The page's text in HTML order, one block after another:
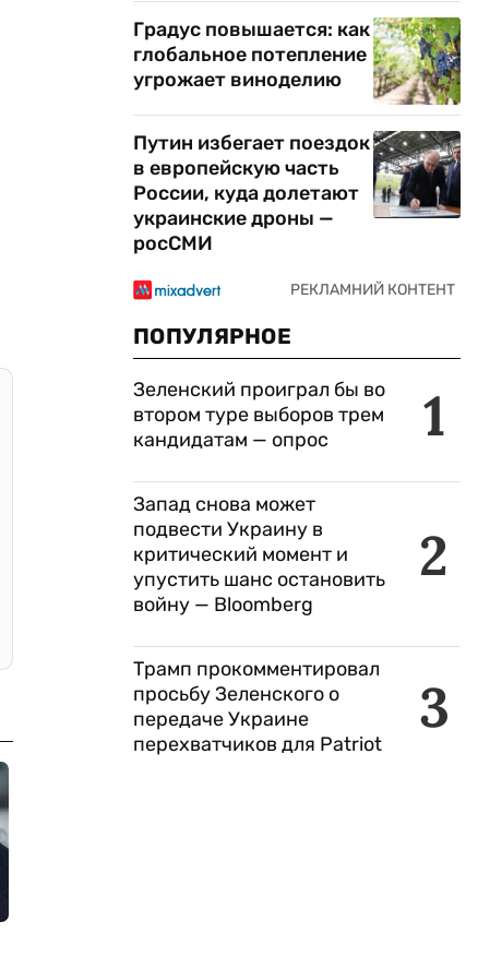
Градус повышается: как
глобальное потепление
угрожает виноделию
Путин избегает поездок
в европейскую часть
России, куда долетают
украинские дроны —
росСМИ
ПОПУЛЯРНОЕ
1
Зеленский проиграл бы во
втором туре выборов трем
кандидатам — опрос
2
Запад снова может
подвести Украину в
критический момент и
упустить шанс остановить
войну — Bloomberg
3
Трамп прокомментировал
просьбу Зеленского о
передаче Украине
перехватчиков для Patriot